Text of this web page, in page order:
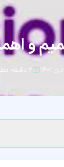
آن (3
۶ دقیقه مطالعه